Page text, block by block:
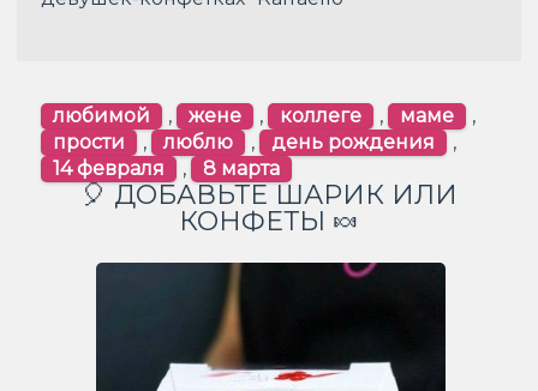
любимой , жене , коллеге , маме
,
прости
, люблю , день рождения
,
14 февраля
, 8 марта
🎈 ДОБАВЬТЕ ШАРИК ИЛИ
КОНФЕТЫ 🍬